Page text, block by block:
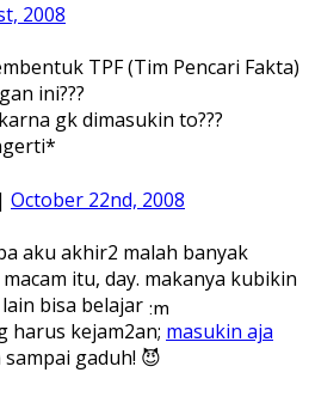
2008
TPF (Tim Pencari Fakta)
ini???
gk dimasukin to???
October 22nd, 2008
aku akhir2 malah banyak
itu, day. makanya kubikin
bisa belajar
harus kejam2an; masukin aja
gaduh! 😈